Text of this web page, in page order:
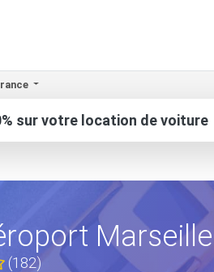
sur votre location de voiture
(182)